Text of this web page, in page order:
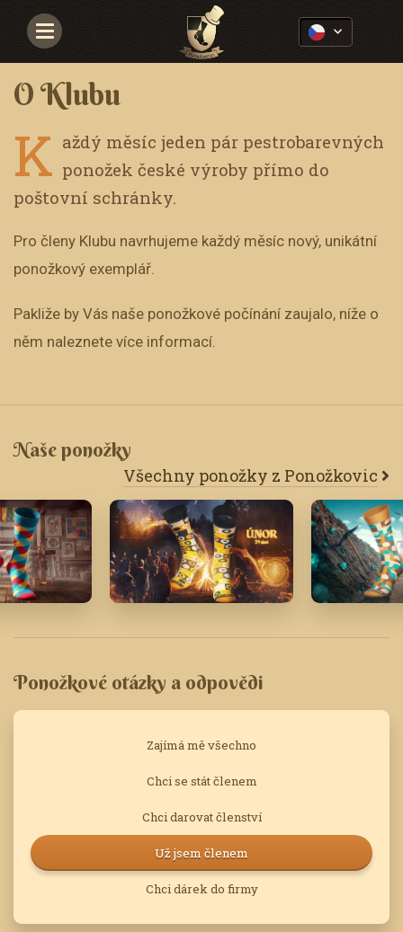
Navigace
O Klubu
K aždý měsíc jeden pár pestrobarevných
ponožek české výroby přímo do
poštovní schránky.
Pro členy Klubu navrhujeme každý měsíc nový, unikátní
ponožkový exemplář.
Pakliže by Vás naše ponožkové počínání zaujalo, níže o
něm naleznete více informací.
Naše ponožky
Všechny ponožky z Ponožkovic
Ponožkové otázky a odpovědi
Zajímá mě všechno
Chci se stát členem
Chci darovat členství
Už jsem členem
Chci dárek do firmy